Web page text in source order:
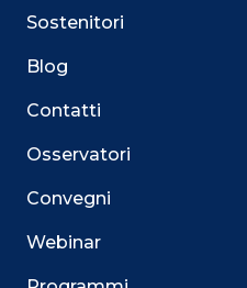
Sostenitori
Blog
Contatti
Osservatori
Convegni
Webinar